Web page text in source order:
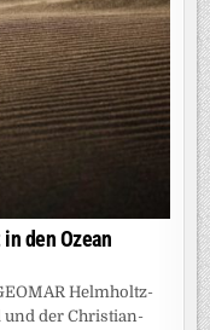
den Ozean
Helmholtz-
der Christian-